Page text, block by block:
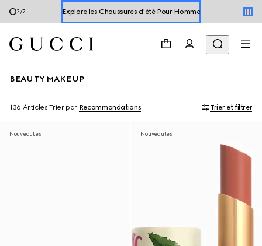
1/2 Explorer les Chaussures d'été Pour Femme
BEAUTY MAKEUP
136 Articles Trier par Recommandations Trier et filtrer
Nouveautés Nouveautés